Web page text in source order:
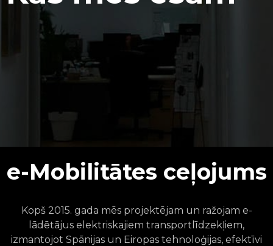
e-Mobilitātes ceļojums
Kopš 2015. gada mēs projektējam un ražojam e-
lādētājus elektriskajiem transportlīdzekļiem,
izmantojot Spānijas un Eiropas tehnoloģijas, efektīvi